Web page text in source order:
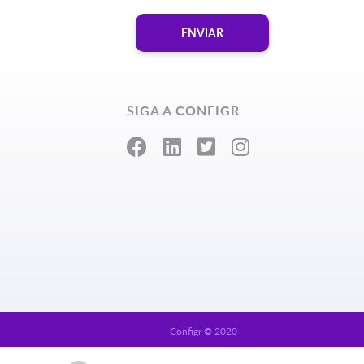
ENVIAR
SIGA A CONFIGR
Configr © 2020